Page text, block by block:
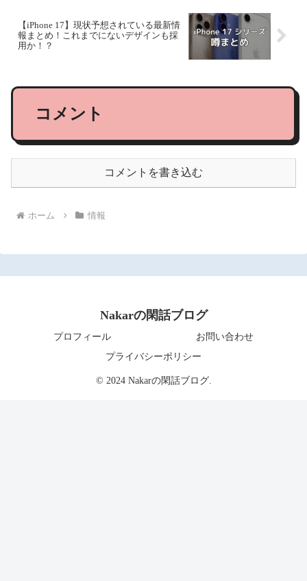
【iPhone 17】現状予想されている最新情
報まとめ！これまでにないデザインも採
用か！？
コメント
コメントを書き込む
ホーム 情報
Nakarの閑話ブログ
プロフィール
お問い合わせ
プライバシーポリシー
© 2024 Nakarの閑話ブログ.